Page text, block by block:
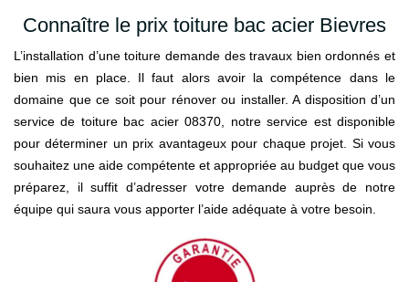
Connaître le prix toiture bac acier Bievres
L’installation d’une toiture demande des travaux bien ordonnés et
bien mis en place. Il faut alors avoir la compétence dans le
domaine que ce soit pour rénover ou installer. A disposition d’un
service de toiture bac acier 08370, notre service est disponible
pour déterminer un prix avantageux pour chaque projet. Si vous
souhaitez une aide compétente et appropriée au budget que vous
préparez, il suffit d’adresser votre demande auprès de notre
équipe qui saura vous apporter l’aide adéquate à votre besoin.